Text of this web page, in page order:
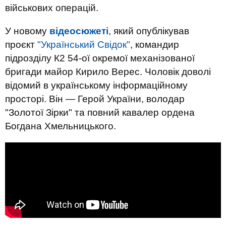
військових операцій.
У новому відеосюжеті, який опублікував
проєкт "Український Свідок", командир
підрозділу К2 54-ої окремої механізованої
бригади майор Кирило Верес. Чоловік доволі
відомий в українському інформаційному
просторі. Він — Герой України, володар
"Золотої Зірки" та повний кавалер ордена
Богдана Хмельницького.